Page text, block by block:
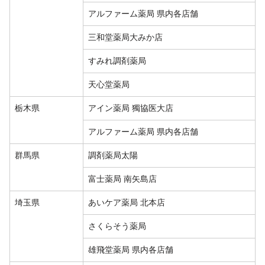
アルファーム薬局 県内各店舗
三和堂薬局大みか店
すみれ調剤薬局
天心堂薬局
栃木県 アイン薬局 獨協医大店
アルファーム薬局 県内各店舗
群馬県 調剤薬局太陽
富士薬局 南矢島店
埼玉県 あいケア薬局 北本店
さくらそう薬局
雄飛堂薬局 県内各店舗